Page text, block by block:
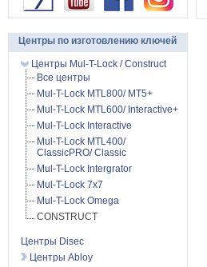
Центры по изготовлению ключей
Центры Mul-T-Lock / Construct
Все центры
Mul-T-Lock MTL800/ MT5+
Mul-T-Lock MTL600/ Interactive+
Mul-T-Lock Interactive
Mul-T-Lock MTL400/
ClassicPRO/ Classic
Mul-T-Lock Intergrator
Mul-T-Lock 7x7
Mul-T-Lock Omega
CONSTRUCT
Центры Disec
Центры Abloy